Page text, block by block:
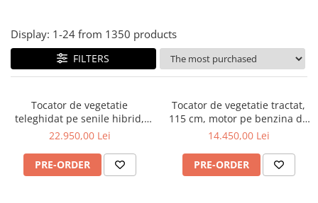
Utilaje de fabricat peleti
Transport si manipulare
Dumpere si roabe
Benzi transportoare
Cupe transport
Incarcatoare telescopice
Incarcatoare telescopice rotative
Display: 1-24 from 1350 products
FILTERS
Tocator de vegetatie
teleghidat pe senile hibrid,
benzina, 120 cm, motor
RSC120PRO Hibrid
22.950,00 Lei
PRE-ORDER
Tocator de vegetatie tractat,
115 cm, motor pe benzina de
15 CP, Jansen AT-120
14.450,00 Lei
PRE-ORDER